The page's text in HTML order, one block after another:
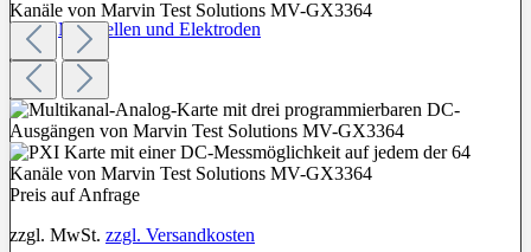
Messzellen und Elektroden
Preis auf Anfrage
zzgl. MwSt. zzgl. Versandkosten